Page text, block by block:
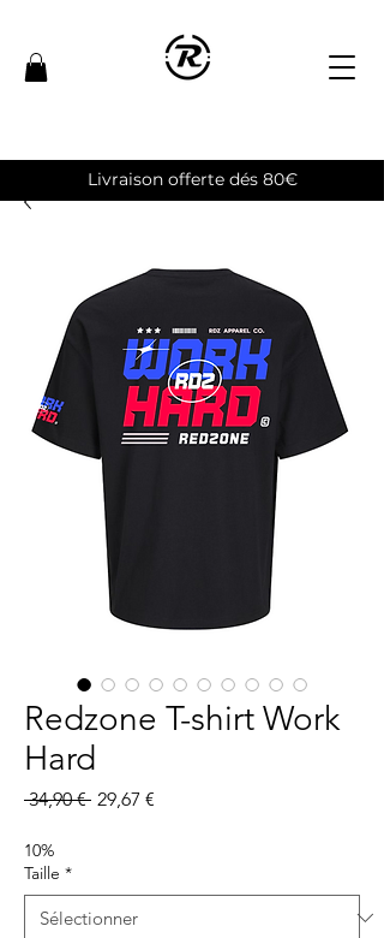
Livraison offerte dés 80€
Redzone T-shirt Work
Hard
34,90 € Prix
29,67 €
10%
Taille *